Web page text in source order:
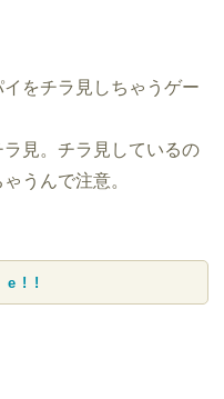
をチラ見しちゃうゲー
見。チラ見しているの
うんで注意。